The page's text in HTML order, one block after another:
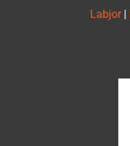
Labjor